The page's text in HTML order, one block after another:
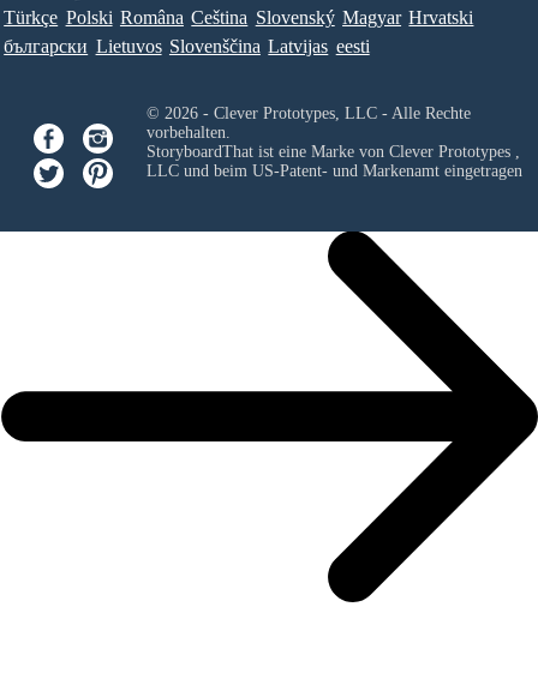
Türkçe Polski Româna Ceština Slovenský Magyar Hrvatski
български Lietuvos Slovenščina Latvijas eesti
© 2026 - Clever Prototypes, LLC - Alle Rechte
vorbehalten.
StoryboardThat ist eine Marke von Clever Prototypes ,
LLCund beim US-Patent- und Markenamt eingetragen